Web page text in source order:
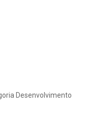
Desenvolvimento